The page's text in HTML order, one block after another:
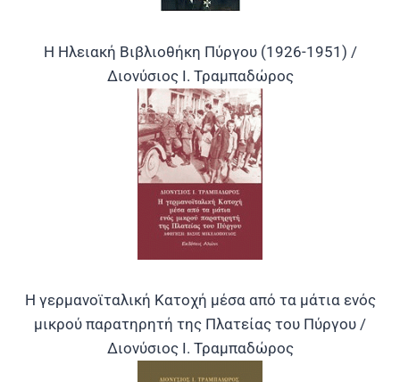
Η Ηλειακή Βιβλιοθήκη Πύργου (1926-1951) /
Διονύσιος I. Τραμπαδώρος
Η γερμανοϊταλική Κατοχή μέσα από τα μάτια ενός
μικρού παρατηρητή της Πλατείας του Πύργου /
Διονύσιος Ι. Τραμπαδώρος